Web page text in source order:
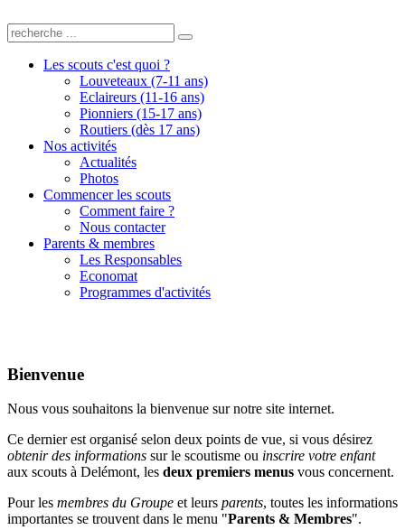
Les scouts c'est quoi ?
Louveteaux (7-11 ans)
Eclaireurs (11-16 ans)
Pionniers (15-17 ans)
Routiers (dès 17 ans)
Nos activités
Actualités
Photos
Commencer les scouts
Comment faire ?
Nous contacter
Parents & membres
Les Responsables
Economat
Programmes d'activités
Bienvenue
Nous vous souhaitons la bienvenue sur notre site internet.
Ce dernier est organisé selon deux points de vue, si vous désirez
obtenir des informations sur le scoutisme ou inscrire votre enfant
aux scouts à Delémont, les deux premiers menus vous concernent.
Pour les membres du Groupe et leurs parents, toutes les informations
importantes se trouvent dans le menu "Parents & Membres".